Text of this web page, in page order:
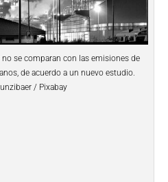
se comparan con las emisiones de
de acuerdo a un nuevo estudio.
/ Pixabay